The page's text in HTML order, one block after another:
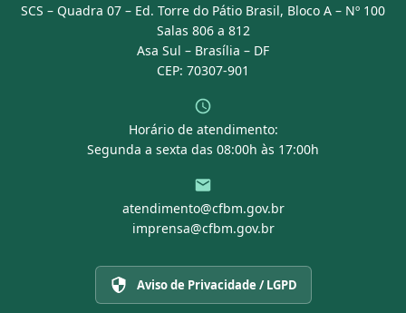
Portal Transparência
SCS – Quadra 07 – Ed. Torre do Pátio Brasil, Bloco A – Nº 100
Salas 806 a 812
Asa Sul – Brasília – DF
CEP: 70307-901
Horário de atendimento:
Segunda a sexta das 08:00h às 17:00h
atendimento@cfbm.gov.br
imprensa@cfbm.gov.br
Aviso de Privacidade / LGPD